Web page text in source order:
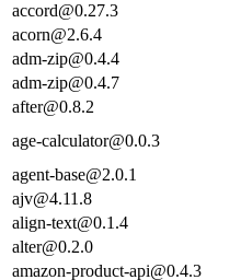
accord@0.27.3
acorn@2.6.4
adm-zip@0.4.4
adm-zip@0.4.7
after@0.8.2
age-calculator@0.0.3
agent-base@2.0.1
ajv@4.11.8
align-text@0.1.4
alter@0.2.0
amazon-product-api@0.4.3